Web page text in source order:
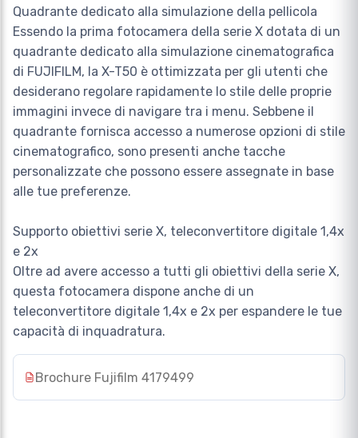
Quadrante dedicato alla simulazione della pellicola
Essendo la prima fotocamera della serie X dotata di un
quadrante dedicato alla simulazione cinematografica
di FUJIFILM, la X-T50 è ottimizzata per gli utenti che
desiderano regolare rapidamente lo stile delle proprie
immagini invece di navigare tra i menu. Sebbene il
quadrante fornisca accesso a numerose opzioni di stile
cinematografico, sono presenti anche tacche
personalizzate che possono essere assegnate in base
alle tue preferenze.
Supporto obiettivi serie X, teleconvertitore digitale 1,4x
e 2x
Oltre ad avere accesso a tutti gli obiettivi della serie X,
questa fotocamera dispone anche di un
teleconvertitore digitale 1,4x e 2x per espandere le tue
capacità di inquadratura.
Brochure Fujifilm 4179499